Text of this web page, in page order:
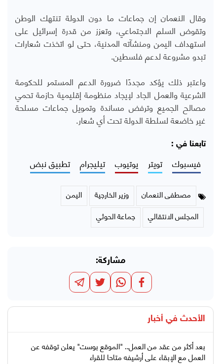
وقال النعمان إن جماعات ما دون الدولة تنتهك الوطن
وتقوض السلم الاجتماعي، وتعزز من قدرة إسرائيل على
استهداف اليمن ومنشآته المدنية، حتى لو اتخذت شعارات
تبدو مشروعة لدعم فلسطين.
واعتبر ذلك يؤكد مجددًا ضرورة الدعم المستمر للحكومة
الشرعية والعمل الجاد لإيجاد منظومة إقليمية حازمة تحمي
مصالح الجميع وترفض مساندة وتمويل جماعات مسلحة
غير خاضعة لسلطة الدولة تحت أي شعار.
تابعنا في :
فيسبوك تويتر يوتيوب تيليجرام تطبيق نبض
مصطفى النعمان وزير الخارجية
اليمن
المجلس الانتقالي
جماعة الحوثي
مشاركة:
الأحدث في أخبار
بعد أكثر من عقد من العمل.. "الموقع بوست" يعلن توقفه عن
العمل مع الإبقاء على أرشيفه متاحا للقراء